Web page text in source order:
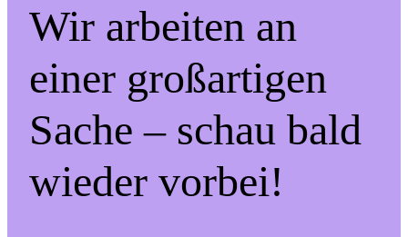
Wir arbeiten an
einer großartigen
Sache – schau bald
wieder vorbei!